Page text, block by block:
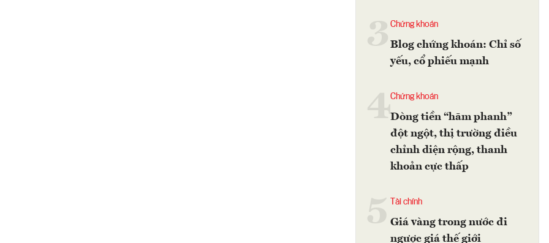
Chứng khoán
Blog chứng khoán: Chỉ số
yếu, cổ phiếu mạnh
4Chứng khoán
Dòng tiền “hãm phanh”
đột ngột, thị trường điều
chỉnh diện rộng, thanh
khoản cực thấp
Tài chính
Giá vàng trong nước đi
ngược giá thế giới